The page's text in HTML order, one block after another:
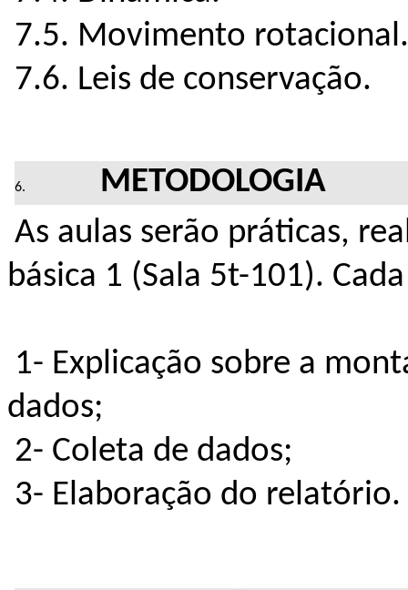
7.5. Movimento rotacional.
7.6. Leis de conservação.
METODOLOGIA
As aulas serão práticas,
básica 1 (Sala 5t-101).
1- Explicação sobre a
dados;
2- Coleta de dados;
3- Elaboração do relatório.